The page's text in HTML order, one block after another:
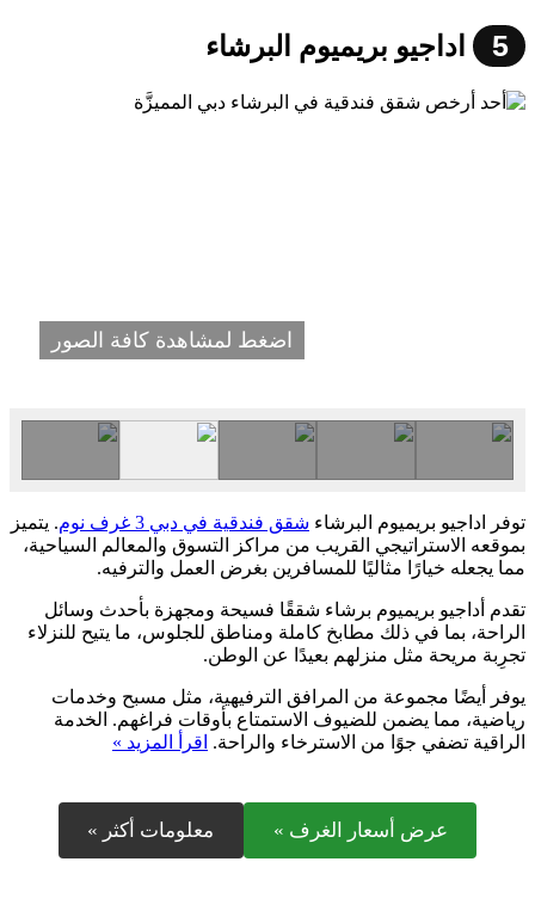
5 اداجيو بريميوم البرشاء
اضغط لمشاهدة كافة الصور
توفر اداجيو بريميوم البرشاء شقق فندقية في دبي 3 غرف نوم
. يتميز
بموقعه الاستراتيجي القريب من مراكز التسوق والمعالم السياحية،
مما يجعله خيارًا مثاليًا للمسافرين بغرض العمل والترفيه.
تقدم أداجيو بريميوم برشاء شققًا فسيحة ومجهزة بأحدث وسائل
الراحة، بما في ذلك مطابخ كاملة ومناطق للجلوس، ما يتيح للنزلاء
تجرِبة مريحة مثل منزلهم بعيدًا عن الوطن.
يوفر أيضًا مجموعة من المرافق الترفيهية، مثل مسبح وخدمات
رياضية، مما يضمن للضيوف الاستمتاع بأوقات فراغهم. الخدمة
الراقية تضفي جوًا من الاسترخاء والراحة. اقرأ المزيد »
عرض أسعار الغرف » معلومات أكثر »